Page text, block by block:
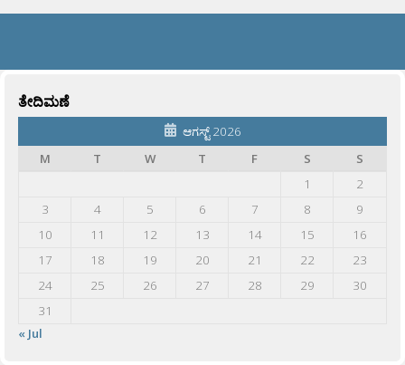
ತೇದಿಮಣೆ
ಆಗಸ್ಟ್ 2026
M
T W T F S
S
1
2
3
4 5 6 7 8
9
10
11 12 13 14 15
16
17
18 19 20 21 22
23
24
25 26 27 28 29
30
31
« Jul